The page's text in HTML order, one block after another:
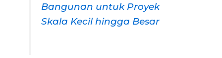
Bangunan untuk Proyek
Skala Kecil hingga Besar